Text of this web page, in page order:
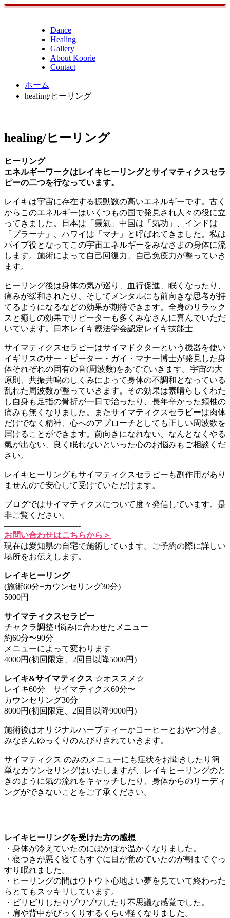
Dance
Healing
Gallery
About Koorie
Contact
ホーム
healing/ヒーリング
healing/ヒーリング
ヒーリング
エネルギーワークはレイキヒーリングとサイマティクスセラ
ピーの二つを行なっています。
レイキは宇宙に存在する振動数の高いエネルギーです。古く
からこのエネルギーはいくつもの国で発見され人々の役に立
ってきました。日本は「靈氣」中国は「気功」、インドは
「プラーナ」、ハワイは「マナ」と呼ばれてきました。私は
パイプ役となってこの宇宙エネルギーをみなさまの身体に流
します。施術によって自己回復力、自己免疫力が整っていき
ます。
ヒーリング後は身体の気が巡り、血行促進、眠くなったり、
痛みが緩和されたり、そしてメンタルにも前向きな思考が持
てるようになるなどの効果が期待できます。全身のリラック
スと癒しの効果でリピーターも多くみなさんに喜んでいただ
いています。日本レイキ療法学会認定レイキ技能士
サイマティクスセラピーはサイマドクターという機器を使い
イギリスのサー・ピーター・ガイ・マナー博士が発見した身
体それぞれの固有の音(周波数)をあてていきます。宇宙の大
原則、共振共鳴のしくみによって身体の不調和となっている
乱れた周波数が整っていきます。その効果は素晴らしくわた
し自身も足指の骨折が一日で治ったり、長年辛かった頚椎の
痛みも無くなりました。またサイマティクスセラピーは肉体
だけでなく精神、心へのアプローチとしても正しい周波数を
届けることができます。前向きになれない、なんとなくやる
氣が出ない、良く眠れないといった心のお悩みもご相談くだ
さい。
レイキヒーリングもサイマティクスセラピーも副作用があり
ませんので安心して受けていただけます。
ブログではサイマティクスについて度々発信しています。是
非ご覧ください。
—————————-
お問い合わせはこちらから＞
現在は愛知県の自宅で施術しています。ご予約の際に詳しい
場所をお伝えします。
レイキヒーリング
(施術60分+カウンセリング30分)
5000円
サイマティクスセラピー
チャクラ調整+悩みに合わせたメニュー
約60分〜90分
メニューによって変わります
4000円(初回限定、2回目以降5000円)
レイキ&サイマティクス ☆オススメ☆
レイキ60分 サイマティクス60分〜
カウンセリング30分
8000円(初回限定、2回目以降9000円)
施術後はオリジナルハーブティーかコーヒーとおやつ付き。
みなさんゆっくりのんびりされていきます。
サイマティクス のみのメニューにも症状をお聞きしたり簡
単なカウンセリングはいたしますが、レイキヒーリングのと
きのように氣の流れをキャッチしたり、身体からのリーディ
ングができないことをご了承ください。
レイキヒーリングを受けた方の感想
・身体が冷えていたのにぽかぽか温かくなりました。
・寝つきが悪く寝てもすぐに目が覚めていたのが朝までぐっ
すり眠れました。
・ヒーリングの間はウトウト心地よい夢を見ていて終わった
らとてもスッキリしています。
・ビリビリしたりゾワゾワしたり不思議な感覚でした。
・肩や背中がびっくりするくらい軽くなりました。